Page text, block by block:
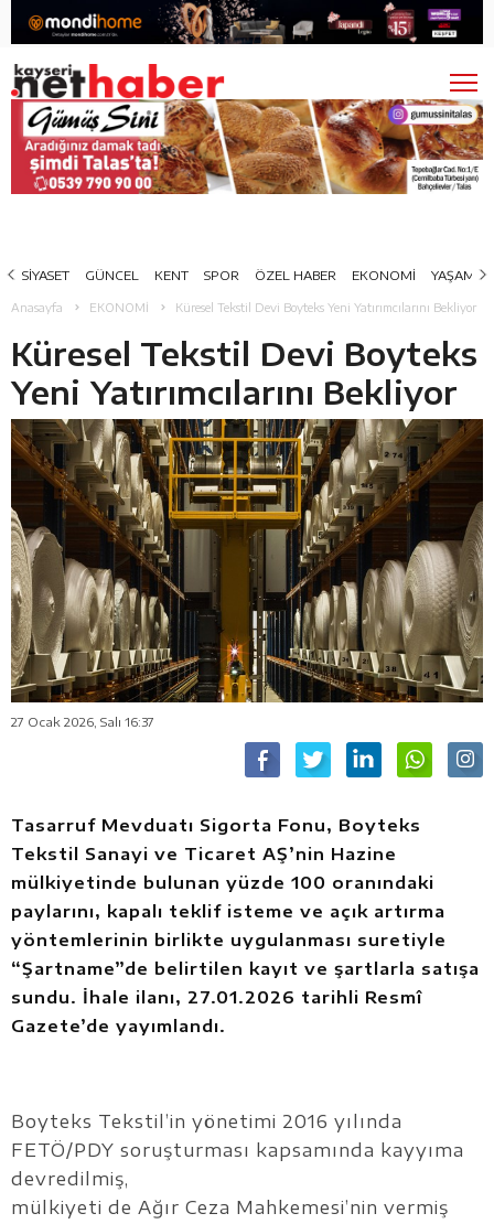
SİYASET GÜNCEL KENT SPOR ÖZEL HABER EKONOMİ YAŞAM
Anasayfa EKONOMİ Küresel Tekstil Devi Boyteks Yeni Yatırımcılarını Bekliyor
Küresel Tekstil Devi Boyteks
Yeni Yatırımcılarını Bekliyor
27 Ocak 2026, Salı 16:37
Tasarruf Mevduatı Sigorta Fonu, Boyteks
Tekstil Sanayi ve Ticaret AŞ’nin Hazine
mülkiyetinde bulunan yüzde 100 oranındaki
paylarını, kapalı teklif isteme ve açık artırma
yöntemlerinin birlikte uygulanması suretiyle
“Şartname”de belirtilen kayıt ve şartlarla satışa
sundu. İhale ilanı, 27.01.2026 tarihli Resmî
Gazete’de yayımlandı.
Boyteks Tekstil’in yönetimi 2016 yılında
FETÖ/PDY soruşturması kapsamında kayyıma
devredilmiş,
mülkiyeti de Ağır Ceza Mahkemesi’nin vermiş